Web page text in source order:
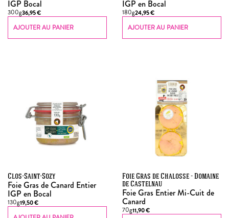
IGP Bocal
300g36,95€
AJOUTER AU PANIER
IGP en Bocal
180g24,95€
AJOUTER AU PANIER
Clos-Saint-Sozy
Foie Gras de Canard Entier
IGP en Bocal
130g19,50€
Foie Gras de Chalosse - Domaine
de Castelnau
Foie Gras Entier Mi-Cuit de
Canard
70g11,90€